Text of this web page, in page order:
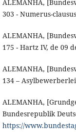
ALEMANHA,
303 - Numerus-
ALEMANHA,
175 - Hartz IV, de 09
ALEMANHA,
134 –
ALEMANHA,
Bundesrepublik
https://